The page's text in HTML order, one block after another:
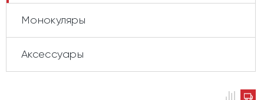
Монокуляры
Аксессуары